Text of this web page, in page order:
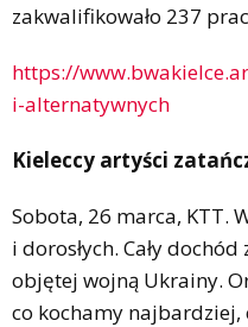
zakwalifikowało 237
https://
i-alternatywnych
Kieleccy artyści
Sobota, 26 marca, KTT.
i dorosłych. Cały
objętej wojną Ukrainy.
co kochamy najbardziej,